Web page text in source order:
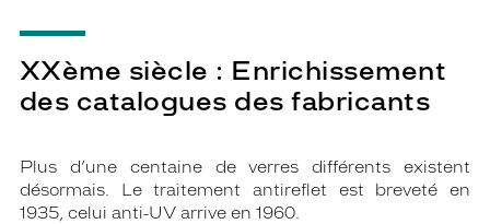
XXème siècle : Enrichissement
des catalogues des fabricants
Plus d’une centaine de verres différents existent
désormais. Le traitement antireflet est breveté en
1935, celui anti-UV arrive en 1960.